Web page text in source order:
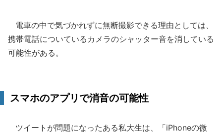
電車の中で気づかれずに無断撮影できる理由としては、
携帯電話についているカメラのシャッター音を消している
可能性がある。
スマホのアプリで消音の可能性
ツイートが問題になったある私大生は、「iPhoneの微